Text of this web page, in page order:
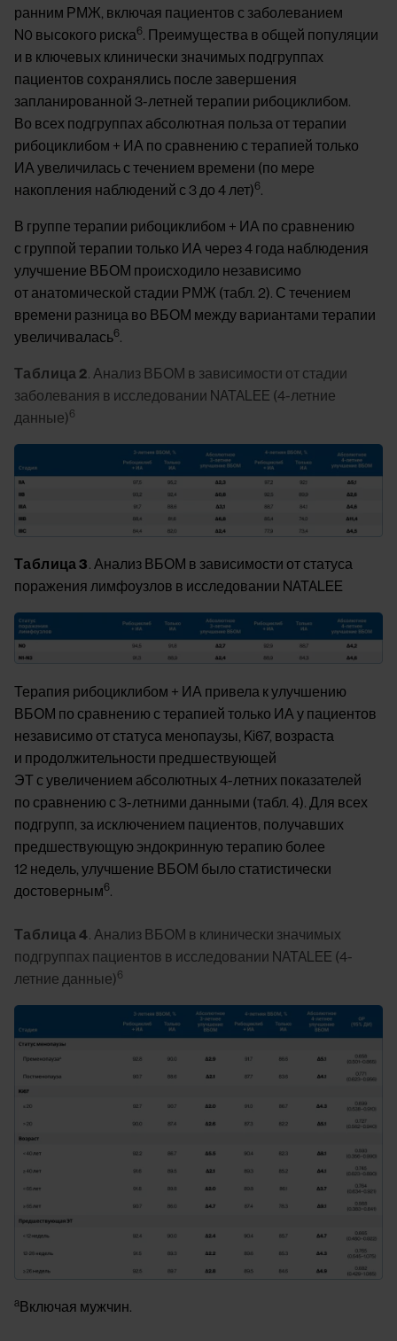
ранним РМЖ, включая пациентов с заболеванием
N0 высокого риска6. Преимущества в общей популяции
и в ключевых клинически значимых подгруппах
пациентов сохранялись после завершения
запланированной 3-летней терапии рибоциклибом.
Во всех подгруппах абсолютная польза от терапии
рибоциклибом + ИА по сравнению с терапией только
ИА увеличилась с течением времени (по мере
накопления наблюдений с 3 до 4 лет)6.
В группе терапии рибоциклибом + ИА по сравнению
с группой терапии только ИА через 4 года наблюдения
улучшение ВБОМ происходило независимо
от анатомической стадии РМЖ (табл. 2). С течением
времени разница во ВБОМ между вариантами терапии
увеличивалась6.
Таблица 2. Анализ ВБОМ в зависимости от стадии
заболевания в исследовании NATALEE (4-летние
данные)6
Таблица 3. Анализ ВБОМ в зависимости от статуса
поражения лимфоузлов в исследовании NATALEE
Image
Терапия рибоциклибом + ИА привела к улучшению
ВБОМ по сравнению с терапией только ИА у пациентов
независимо от статуса менопаузы, Ki67, возраста
и продолжительности предшествующей
ЭТ с увеличением абсолютных 4-летних показателей
по сравнению с 3-летними данными (табл. 4). Для всех
подгрупп, за исключением пациентов, получавших
предшествующую эндокринную терапию более
12 недель, улучшение ВБОМ было статистически
достоверным6.
Таблица 4. Анализ ВБОМ в клинически значимых
подгруппах пациентов в исследовании NATALEE (4-
летние данные)6
a Включая мужчин.